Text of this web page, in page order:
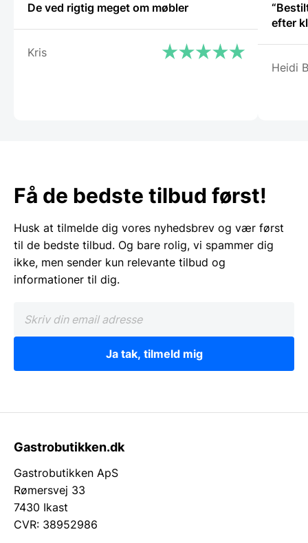
De ved rigtig meget om møbler
Kris
efter
Heidi
Få de bedste tilbud først!
Husk at tilmelde dig vores nyhedsbrev og vær først
til de bedste tilbud. Og bare rolig, vi spammer dig
ikke, men sender kun relevante tilbud og
informationer til dig.
Ja tak, tilmeld mig
Gastrobutikken.dk
Gastrobutikken ApS
Rømersvej 33
7430 Ikast
CVR: 38952986